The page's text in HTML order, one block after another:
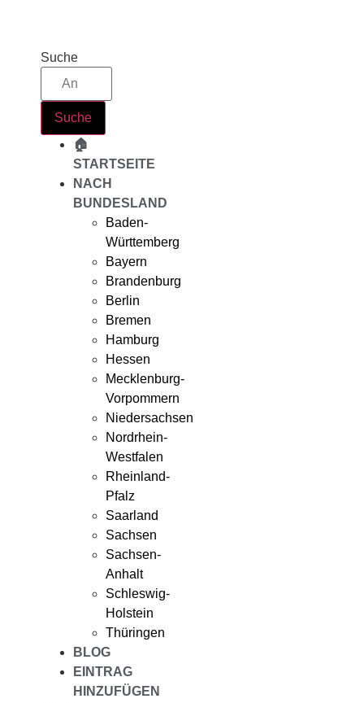
Suche
Suche
🏠
STARTSEITE
NACH
BUNDESLAND
Baden-
Württemberg
Bayern
Brandenburg
Berlin
Bremen
Hamburg
Hessen
Mecklenburg-
Vorpommern
Niedersachsen
Nordrhein-
Westfalen
Rheinland-
Pfalz
Saarland
Sachsen
Sachsen-
Anhalt
Schleswig-
Holstein
Thüringen
BLOG
EINTRAG
HINZUFÜGEN